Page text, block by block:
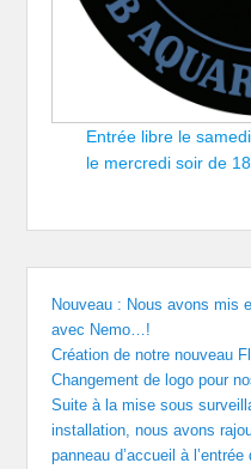
Entrée libre le
le mercredi soir de
Nouveau : Nous avons mis
avec Nemo…!
Création de notre nouveau
Changement de logo pour
Suite à la mise sous
installation, nous avons
panneau d’accueil à